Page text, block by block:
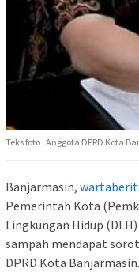
Teks foto : Anggota DPRD Kota
Banjarmasin,
Pemerintah Kota
Lingkungan Hidup
sampah mendapat
DPRD Kota